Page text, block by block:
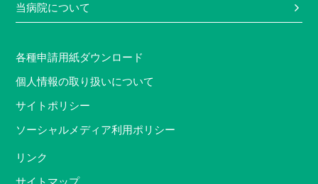
当病院について
各種申請用紙ダウンロード
個人情報の取り扱いについて
サイトポリシー
ソーシャルメディア利用ポリシー
リンク
サイトマップ